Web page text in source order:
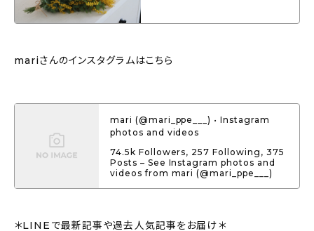
mariさんのインスタグラムはこちら
mari (@mari_ppe___) • Instagram
photos and videos
74.5k Followers, 257 Following, 375
Posts – See Instagram photos and
videos from mari (@mari_ppe___)
＊LINEで最新記事や過去人気記事をお届け＊